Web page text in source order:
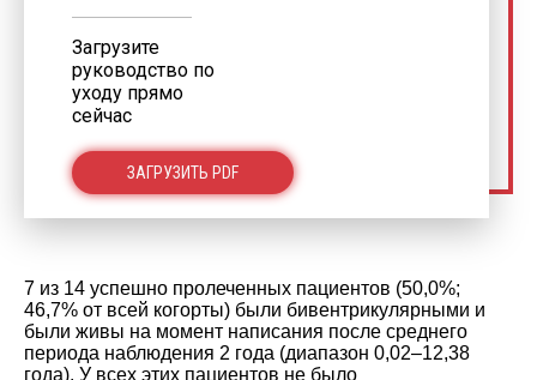
Загрузите
руководство по
уходу прямо
сейчас
ЗАГРУЗИТЬ PDF
7 из 14 успешно пролеченных пациентов (50,0%;
46,7% от всей когорты) были бивентрикулярными и
были живы на момент написания после среднего
периода наблюдения 2 года (диапазон 0,02–12,38
года). У всех этих пациентов не было